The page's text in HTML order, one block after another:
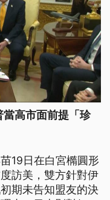
高市面前提「珍
19日在白宮橢圓形
訪美，雙方針對伊
期未告知盟友的決